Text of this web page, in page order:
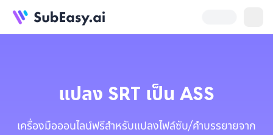
แปลง SRT เป็น ASS
เครื่องมือออนไลน์ฟรีสำหรับแปลงไฟล์ซับ/คำบรรยายจาก